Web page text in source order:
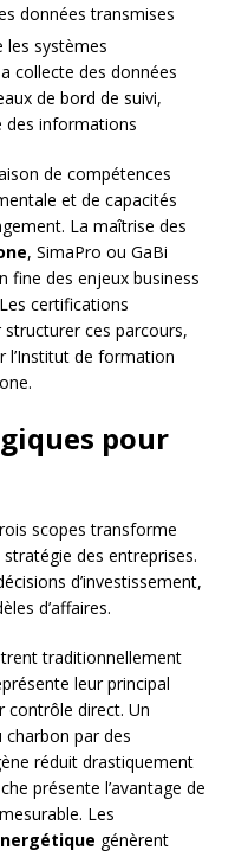
données transmises
les systèmes
collecte des données
de bord de suivi,
des informations
de compétences
et de capacités
La maîtrise des
, SimaPro ou GaBi
fine des enjeux business
certifications
ces parcours,
l’Institut de formation
pour
scopes transforme
des entreprises.
d’investissement,
d’affaires.
traditionnellement
leur principal
contrôle direct. Un
par des
réduit drastiquement
présente l’avantage de
Les
génèrent